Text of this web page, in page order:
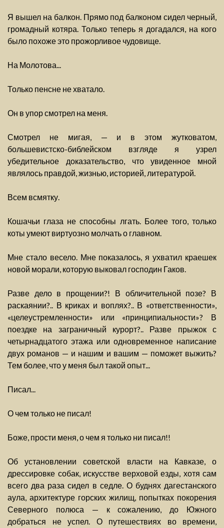
Я вышел на балкон. Прямо под балконом сидел черный,
громадный котяра. Только теперь я догадался, на кого
было похоже это прожорливое чудовище.
На Молотова...
Только пенсне не хватало.
Он в упор смотрел на меня.
Смотрел не мигая, — и в этом жутковатом,
большевистско-библейском взгляде я узрел
убедительное доказательство, что увиденное мной
являлось правдой, жизнью, историей, литературой.
Всем всмятку.
Кошачьи глаза не способны лгать. Более того, только
коты умеют виртуозно молчать о главном.
Мне стало весело. Мне показалось, я ухватил краешек
новой морали, которую выковал господин Гаков.
Разве дело в прощении?! В обличительной позе? В
раскаянии?.. В криках и воплях?.. В «ответственности»,
«целеустремленности» или «принципиальности»? В
поездке на заграничный курорт?.. Разве прыжок с
четырнадцатого этажа или одновременное написание
двух романов — и нашим и вашим — поможет выжить?
Тем более, что у меня был такой опыт...
Писал...
О чем только не писал!
Боже, прости меня, о чем я только ни писал!!
Об установлении советской власти на Кавказе, о
дрессировке собак, искусстве верховой езды, хотя сам
всего два раза сидел в седле. О буднях дагестанского
аула, архитектуре горских жилищ, попытках покорения
Северного полюса — к сожалению, до Южного
добраться не успел. О путешествиях во времени,